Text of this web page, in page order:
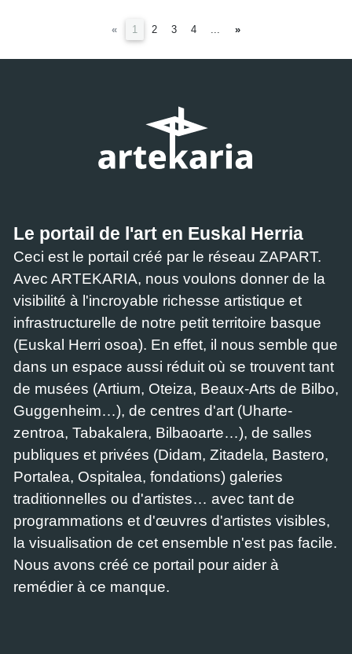
« 1 (current)
2 3 4 »
Le portail de l'art en Euskal Herria
Ceci est le portail créé par le réseau ZAPART.
Avec ARTEKARIA, nous voulons donner de la
visibilité à l'incroyable richesse artistique et
infrastructurelle de notre petit territoire basque
(Euskal Herri osoa). En effet, il nous semble que
dans un espace aussi réduit où se trouvent tant
de musées (Artium, Oteiza, Beaux-Arts de Bilbo,
Guggenheim…), de centres d'art (Uharte-
zentroa, Tabakalera, Bilbaoarte…), de salles
publiques et privées (Didam, Zitadela, Bastero,
Portalea, Ospitalea, fondations) galeries
traditionnelles ou d'artistes… avec tant de
programmations et d'œuvres d'artistes visibles,
la visualisation de cet ensemble n'est pas facile.
Nous avons créé ce portail pour aider à
remédier à ce manque.